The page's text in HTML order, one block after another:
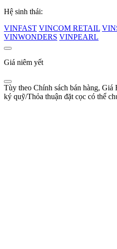
Hệ sinh thái:
VINFAST VINCOM RETAIL
VINWONDERS VINPEARL
Giá niêm yết
Tùy theo Chính sách bán hàng, Giá
ký quỹ/Thỏa thuận đặt cọc có thể